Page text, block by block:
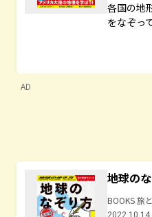
各国の地
をなぞっ
AD
地球の
BOOKS 旅
2022.10.14